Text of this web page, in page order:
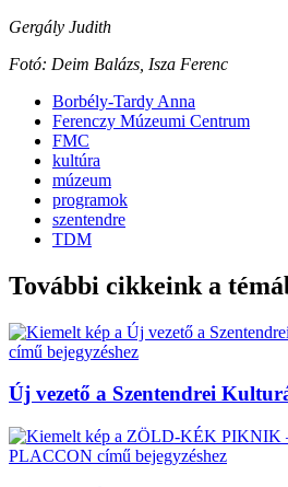
Gergály Judith
Fotó: Deim Balázs, Isza Ferenc
Borbély-Tardy Anna
Ferenczy Múzeumi Centrum
FMC
kultúra
múzeum
programok
szentendre
TDM
További cikkeink a
Új vezető a Szentendrei